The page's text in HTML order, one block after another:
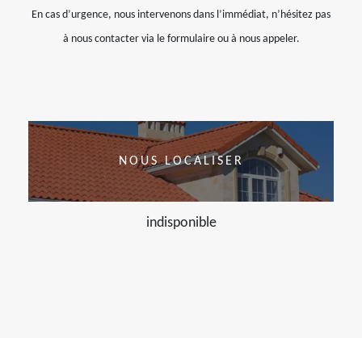
En cas d’urgence, nous intervenons dans l’immédiat, n’hésitez pas
à nous contacter via le formulaire ou à nous appeler.
NOUS LOCALISER
indisponible